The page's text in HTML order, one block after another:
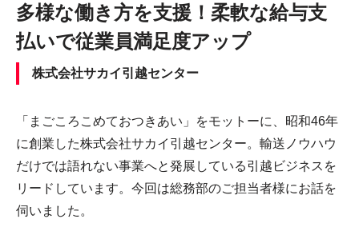
多様な働き方を支援！柔軟な給与支
払いで従業員満足度アップ
株式会社サカイ引越センター
「まごころこめておつきあい」をモットーに、昭和46年
に創業した株式会社サカイ引越センター。輸送ノウハウ
だけでは語れない事業へと発展している引越ビジネスを
リードしています。今回は総務部のご担当者様にお話を
伺いました。